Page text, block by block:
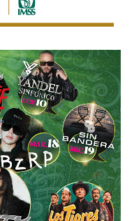
para
transporte.
que la competencia
mejorar y brindar un
podrá elegir la
comentó.
Uber no complete
con las
no podrá
San Luis Potosí.
la plataforma oficial